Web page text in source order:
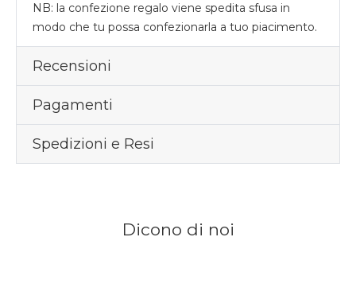
NB: la confezione regalo viene spedita sfusa in
modo che tu possa confezionarla a tuo piacimento.
Recensioni
Pagamenti
Spedizioni e Resi
Dicono di noi